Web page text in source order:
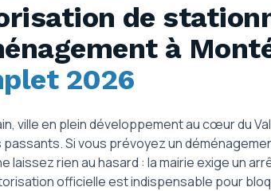
de
à
2026
ville en plein développement au cœur du
Si vous prévoyez un
laissez rien au hasard : la mairie exige un
officielle est indispensable pour